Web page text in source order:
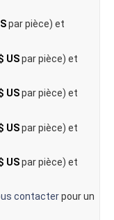
par pièce) et
USpar pièce) et
USpar pièce) et
USpar pièce) et
USpar pièce) et
contacterpour un